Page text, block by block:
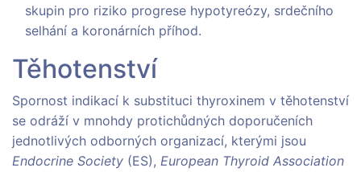
skupin pro riziko progrese hypotyreózy, srdečního
selhání a koronárních příhod.
Těhotenství
Spornost indikací k substituci thyroxinem v těhotenství
se odráží v mnohdy protichůdných doporučeních
jednotlivých odborných organizací, kterými jsou
Endocrine Society (ES), European Thyroid Association